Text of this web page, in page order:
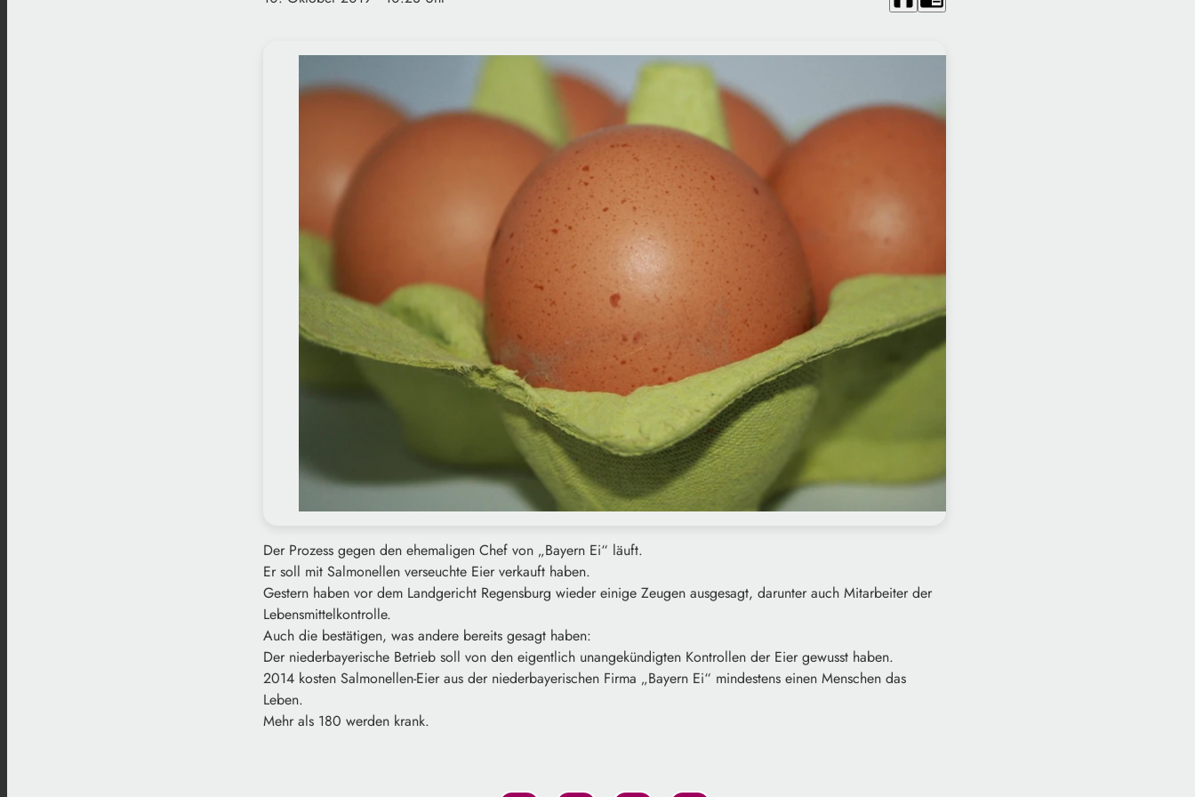
Der Prozess gegen den ehemaligen Chef von „Bayern Ei“ läuft.
Er soll mit Salmonellen verseuchte Eier verkauft haben.
Gestern haben vor dem Landgericht Regensburg wieder einige Zeugen ausgesagt, darunter auch Mitarbeiter der
Lebensmittelkontrolle.
Auch die bestätigen, was andere bereits gesagt haben:
Der niederbayerische Betrieb soll von den eigentlich unangekündigten Kontrollen der Eier gewusst haben.
2014 kosten Salmonellen-Eier aus der niederbayerischen Firma „Bayern Ei“ mindestens einen Menschen das
Leben.
Mehr als 180 werden krank.